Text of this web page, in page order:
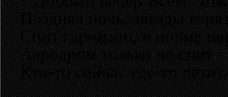
Поздняя ночь, звёзды
Спит гарнизон, в норме
Аэродром только не спит -
Кто-то сейчас где-то летит.